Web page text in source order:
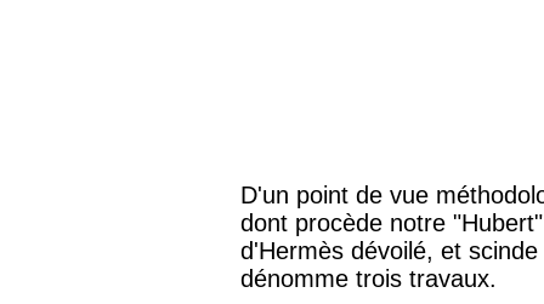
D'un point de vue
dont procède notre
d'Hermès dévoilé, et
dénomme trois travaux.